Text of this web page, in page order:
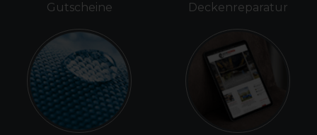
Gutscheine Deckenreparatur